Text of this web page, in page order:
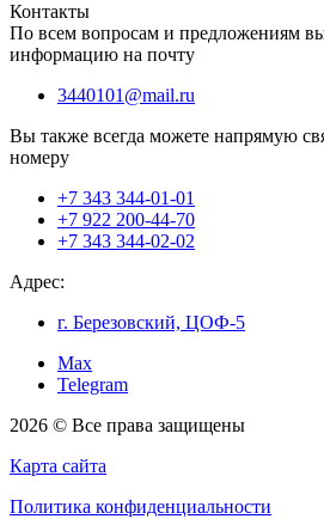
Контакты
По всем вопросам и предложениям
информацию на почту
3440101@mail.ru
Вы также всегда можете напрямую
номеру
+7 343 344-01-01
+7 922 200-44-70
+7 343 344-02-02
Адрес:
г. Березовский, ЦОФ-5
Max
Telegram
2026 © Все права защищены
Карта сайта
Политика конфиденциальности